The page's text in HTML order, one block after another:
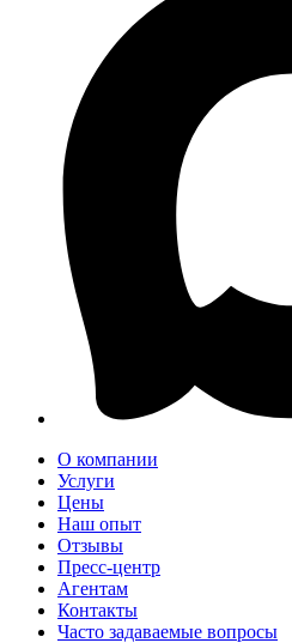
О компании
Услуги
Цены
Наш опыт
Отзывы
Пресс-центр
Агентам
Контакты
Часто задаваемые вопросы